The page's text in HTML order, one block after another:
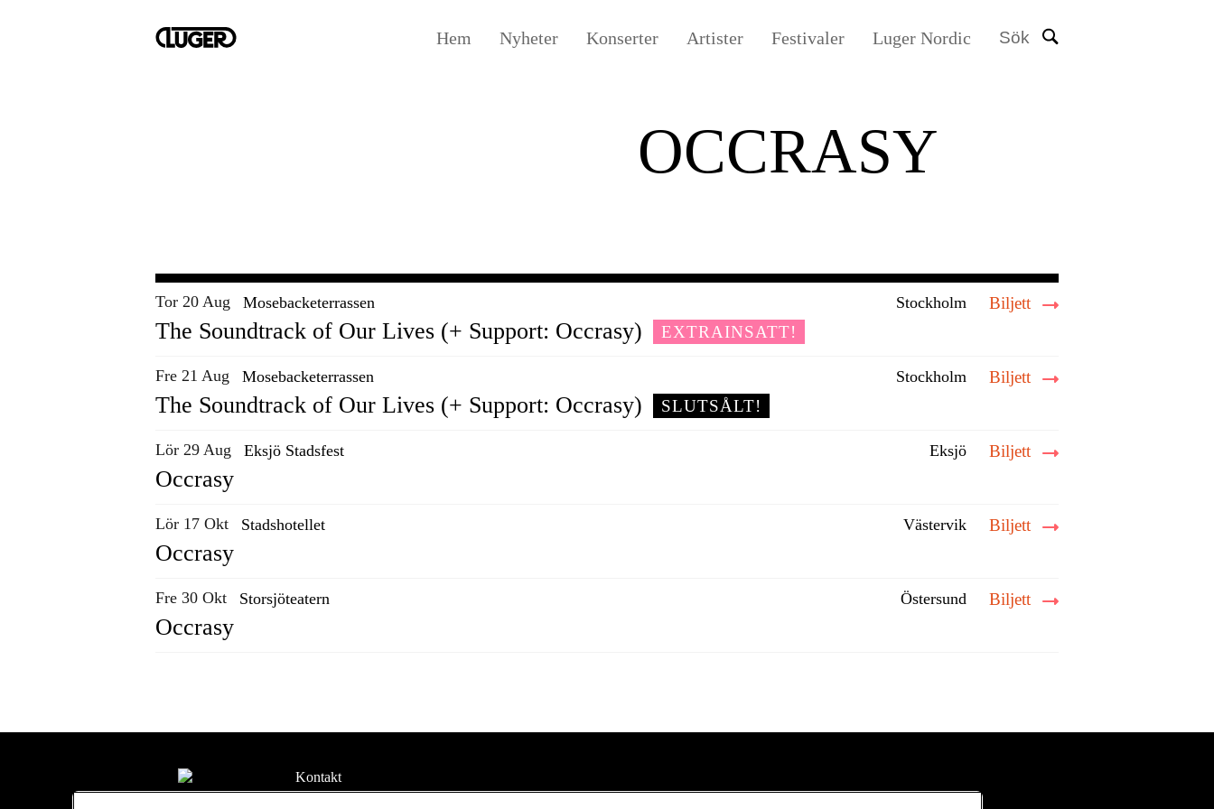
Hem Nyheter Konserter Artister Festivaler Luger Nordic Sök
OCCRASY
Tor 20 Aug Mosebacketerrassen Stockholm Biljett
The Soundtrack of Our Lives (+ Support: Occrasy) EXTRAINSATT!
Fre 21 Aug Mosebacketerrassen Stockholm Biljett
The Soundtrack of Our Lives (+ Support: Occrasy) SLUTSÅLT!
Lör 29 Aug Eksjö Stadsfest Eksjö Biljett
Occrasy
Lör 17 Okt Stadshotellet Västervik Biljett
Occrasy
Fre 30 Okt Storsjöteatern Östersund Biljett
Occrasy
Kontakt